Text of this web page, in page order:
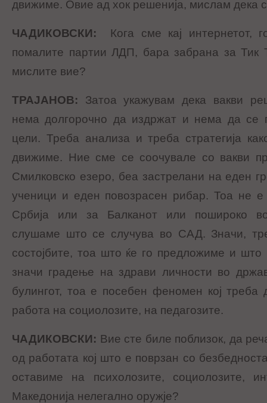
движиме. Овие ад хок решенија, мислам дека
ЧАДИКОВСКИ:
Кога сме кај интернетот,
помалите партии ЛДП, бара забрана за Тик
мислите вие?
ТРАЈАНОВ: Затоа укажувам дека вакви
нема долгорочно да издржат и нема да се
цели. Треба анализа и треба стратегија
движиме. Ние сме се соочувале со вакви
Смилковско езеро, беа застрелани на еден
ученици и еден повозрасен рибар. Тоа не е
Србија или за Балканот или пошироко
слушаме што се случува во САД. Значи,
состојбите, тоа што ќе го предложиме и
значи градење на здрави личности во
булингот, тоа е посебен феномен кој
работа на социолозите, на педагозите.
ЧАДИКОВСКИ: Вие сте биле поблизок, да
од работата кој што е поврзан со
оставиме на психолозите, социолозите,
Македонија нелегално оружје?